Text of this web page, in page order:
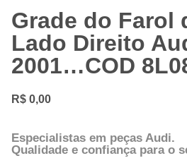
Grade do Farol
Lado Direito
2001…COD
R$ 0,00
Especialistas em peças Audi.
Qualidade e confiança para o